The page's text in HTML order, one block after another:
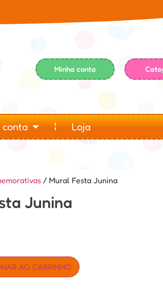
Minha conta
conta Loja
/ Mural Festa Junina
Junina
AO CARRINHO